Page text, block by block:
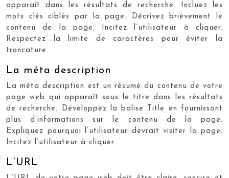
apparaît dans les résultats de recherche. Incluez les
mots clés ciblés par la page. Décrivez brièvement le
contenu de la page. Incitez l’utilisateur à cliquer.
Respectez la limite de caractères pour éviter la
troncature.
La méta description
La méta description est un résumé du contenu de votre
page web qui apparaît sous le titre dans les résultats
de recherche. Développez la balise Title en fournissant
plus d’informations sur le contenu de la page.
Expliquez pourquoi l’utilisateur devrait visiter la page.
Incitez l’utilisateur à cliquer.
L’URL